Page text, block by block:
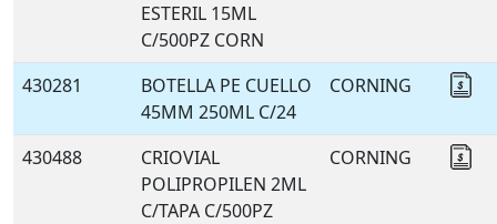
ESTERIL 15ML
C/500PZ CORN
430281
BOTELLA PE CUELLO
45MM 250ML C/24
CORNING
430488
CRIOVIAL
POLIPROPILEN 2ML
C/TAPA C/500PZ
CORNING